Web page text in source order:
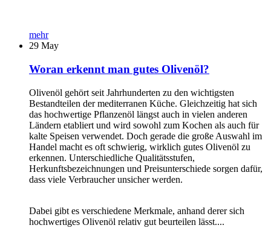
mehr
29 May
Woran erkennt man gutes Olivenöl?
Olivenöl gehört seit Jahrhunderten zu den wichtigsten
Bestandteilen der mediterranen Küche. Gleichzeitig hat sich
das hochwertige Pflanzenöl längst auch in vielen anderen
Ländern etabliert und wird sowohl zum Kochen als auch für
kalte Speisen verwendet. Doch gerade die große Auswahl im
Handel macht es oft schwierig, wirklich gutes Olivenöl zu
erkennen. Unterschiedliche Qualitätsstufen,
Herkunftsbezeichnungen und Preisunterschiede sorgen dafür,
dass viele Verbraucher unsicher werden.
Dabei gibt es verschiedene Merkmale, anhand derer sich
hochwertiges Olivenöl relativ gut beurteilen lässt....